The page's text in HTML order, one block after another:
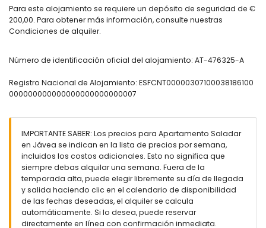
dormitorio con aire acondicionado, cama doble (de 190
por 135 cm) y cama individual (de 180 por 90 cm)
dormitorio con aire acondicionado, cama doble y
bañera/ducha, bidet y retrete
Exterior del apartamento
piscina comunitaria en forma de riñón
jardín comunitario con césped y árboles
espacio de garaje privado
Más información
playa más cercana: El Arenal (a 500 metros del
apartamento)
aeropuerto más cercano: Alicante (a 100 kilómetros del
apartamento)
no se admiten mascotas
Para este alojamiento se requiere un depósito de seguridad de €
200,00. Para obtener más información, consulte nuestras
Condiciones de alquiler.
Número de identificación oficial del alojamiento: AT-476325-A
Registro Nacional de Alojamiento: ESFCNT00000307100038186100
000000000000000000000000007
IMPORTANTE SABER: Los precios para Apartamento Saladar
en Jávea se indican en la lista de precios por semana,
incluidos los costos adicionales. Esto no significa que
siempre debas alquilar una semana. Fuera de la
temporada alta, puede elegir libremente su día de llegada
y salida haciendo clic en el calendario de disponibilidad
de las fechas deseadas, el alquiler se calcula
automáticamente. Si lo desea, puede reservar
directamente en línea con confirmación inmediata.